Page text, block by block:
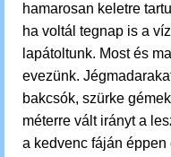
hamarosan keletre
ha voltál tegnap is a
lapátoltunk. Most és
evezünk.
bakcsók, szürke
méterre vált irányt a
a kedvenc fáján éppen